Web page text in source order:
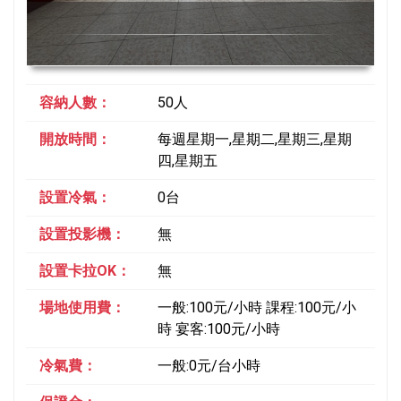
容納人數： 50人
開放時間：
每週星期一,星期二,星期三,星期
四,星期五
設置冷氣： 0台
設置投影機： 無
設置卡拉OK： 無
場地使用費：
一般:100元/小時 課程:100元/小
時 宴客:100元/小時
冷氣費： 一般:0元/台小時